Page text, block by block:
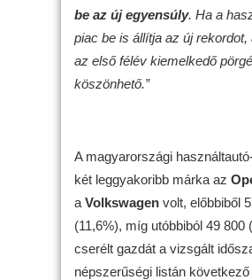
be az új egyensúly. Ha a
piac be is állítja az új
az első félév kiemelkedő
köszönhető.”
A magyarországi
két leggyakoribb márka az
a Volkswagen volt, előbbiből
(11,6%), míg utóbbiból 49 800
cserélt gazdát a vizsgált
népszerűségi listán következő